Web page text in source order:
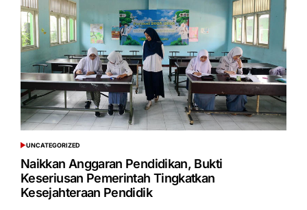
POSTED
IN
UNCATEGORIZED
Naikkan Anggaran Pendidikan, Bukti
Keseriusan Pemerintah Tingkatkan
Kesejahteraan Pendidik